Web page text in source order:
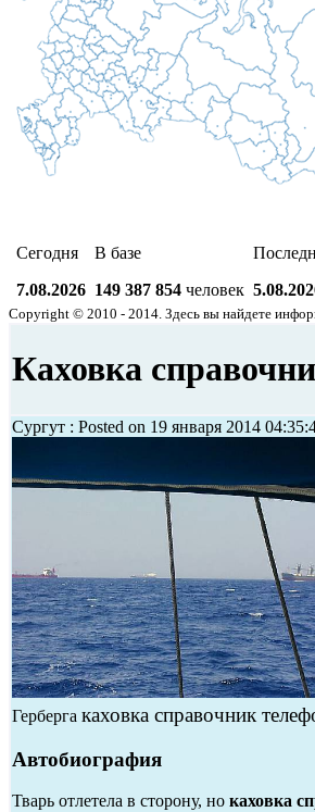
Сегодня
7.08.2026
В базе
149 387 854 человек
Copyright © 2010 - 2014. Здесь вы найдете
Каховка
Сургут : Posted on 19 января 2014
Герберга каховка справочник
Автобиография
Тварь отлетела в сторону, но каховка